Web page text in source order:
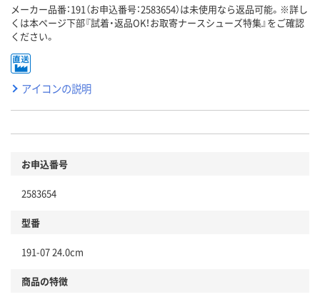
メーカー品番：191（お申込番号：2583654）は未使用なら返品可能。※詳し
くは本ページ下部『試着・返品OK！お取寄ナースシューズ特集』をご確認
ください。
アイコンの説明
お申込番号
2583654
型番
191-07 24.0cm
商品の特徴